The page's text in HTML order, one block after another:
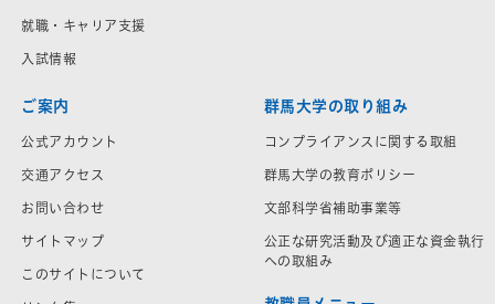
就職・キャリア支援
入試情報
ご案内
公式アカウント
交通アクセス
お問い合わせ
サイトマップ
このサイトについて
群馬大学の取り組み
コンプライアンスに関する取組
群馬大学の教育ポリシー
文部科学省補助事業等
公正な研究活動及び適正な資金執行
への取組み